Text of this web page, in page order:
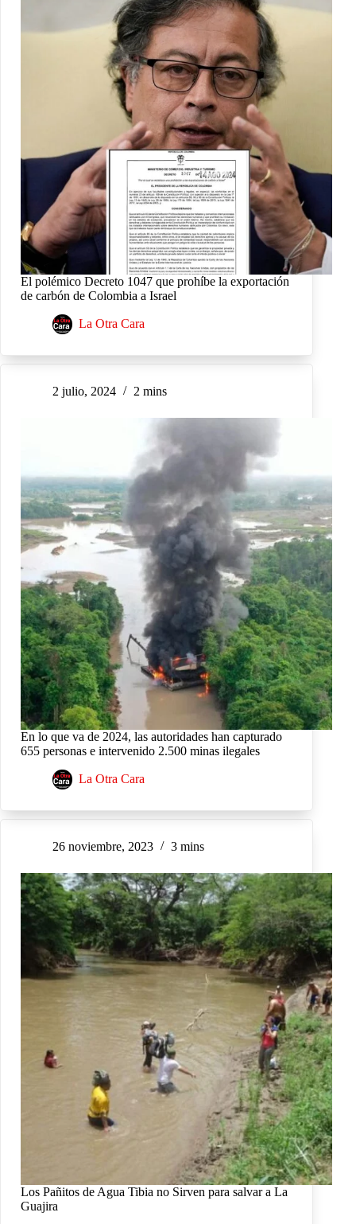
El polémico Decreto 1047 que prohíbe la exportación
de carbón de Colombia a Israel
La Otra Cara
2 julio, 2024 2 mins
En lo que va de 2024, las autoridades han capturado
655 personas e intervenido 2.500 minas ilegales
La Otra Cara
26 noviembre, 2023 3 mins
Los Pañitos de Agua Tibia no Sirven para salvar a La
Guajira